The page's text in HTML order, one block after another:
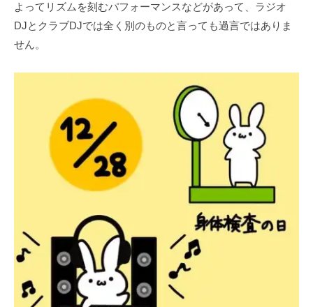
よってリズムを刻むパフォーマンスなどがあって、ラジオ
DJとクラブDJでは全く別のものと言っても過言ではありま
せん。